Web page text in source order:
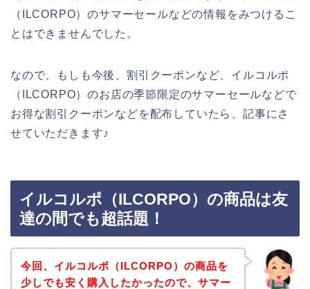
（ILCORPO）のサマーセールなどの情報をみつけるこ
とはできませんでした。
なので、もしも今後、割引クーポンなど、イルコルポ
（ILCORPO）のお店の季節限定のサマーセールなどで
お得な割引クーポンなどを配布していたら、記事にさ
せていただきます♪
イルコルポ（ILCORPO）の商品は友
達の間でも超話題！
今回、イルコルポ（ILCORPO）の商品を
少しでも安く購入したかったので、サマー